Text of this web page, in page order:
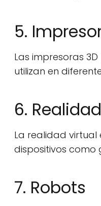
5.
Las impresoras
utilizan en
6.
La realidad virtual
dispositivos como
7. Robots